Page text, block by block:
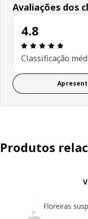
Avaliações dos
4.8
Classificação
Produtos
Floreiras